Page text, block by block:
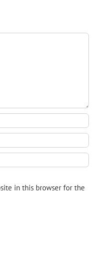
in this browser for the